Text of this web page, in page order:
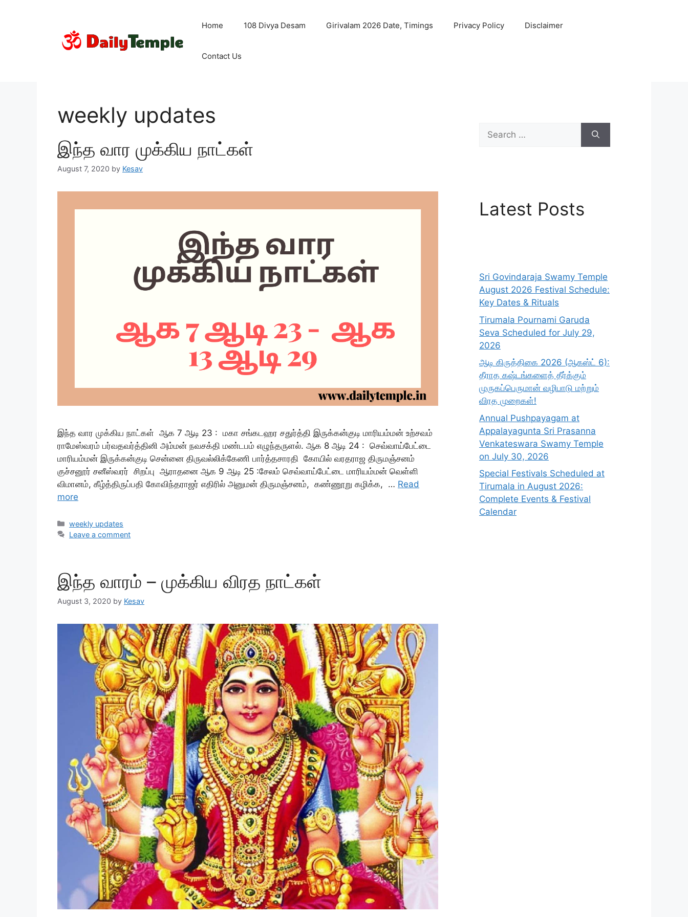
Home 108 Divya Desam Girivalam 2026 Date, Timings Privacy Policy Disclaimer
Contact Us
weekly updates
இந்த வார முக்கிய நாட்கள்
August 7, 2020 by Kesav
இந்த வார முக்கிய நாட்கள் ஆக 7 ஆடி 23 : மகா சங்கடஹர சதுர்த்தி இருக்கன்குடி மாரியம்மன் உற்சவம்
ராமேஸ்வரம் பர்வதவர்த்தினி அம்மன் நவசக்தி மண்டபம் எழுந்தருளல். ஆக 8 ஆடி 24 : செவ்வாய்பேட்டை
மாரியம்மன் இருக்கன்குடி சென்னை திருவல்லிக்கேணி பார்த்தசாரதி கோயில் வரதராஜ திருமஞ்சனம்
குச்சனூர் சனீஸ்வரர் சிறப்பு ஆராதனை ஆக 9 ஆடி 25 :சேலம் செவ்வாய்பேட்டை மாரியம்மன் வெள்ளி
விமானம், கீழ்த்திருப்பதி கோவிந்தராஜர் எதிரில் அனுமன் திருமஞ்சனம், கண்ணூறு கழிக்க, … Read
more
Categories
weekly updates
Leave a comment
இந்த வாரம் – முக்கிய விரத நாட்கள்
August 3, 2020 by Kesav
Search
for:
Latest Posts
Sri Govindaraja Swamy Temple
August 2026 Festival Schedule:
Key Dates & Rituals
Tirumala Pournami Garuda
Seva Scheduled for July 29,
2026
ஆடி கிருத்திகை 2026 (ஆகஸ்ட் 6):
தீராத கஷ்டங்களைத் தீர்க்கும்
முருகப்பெருமான் வழிபாடு மற்றும்
விரத முறைகள்!
Annual Pushpayagam at
Appalayagunta Sri Prasanna
Venkateswara Swamy Temple
on July 30, 2026
Special Festivals Scheduled at
Tirumala in August 2026:
Complete Events & Festival
Calendar